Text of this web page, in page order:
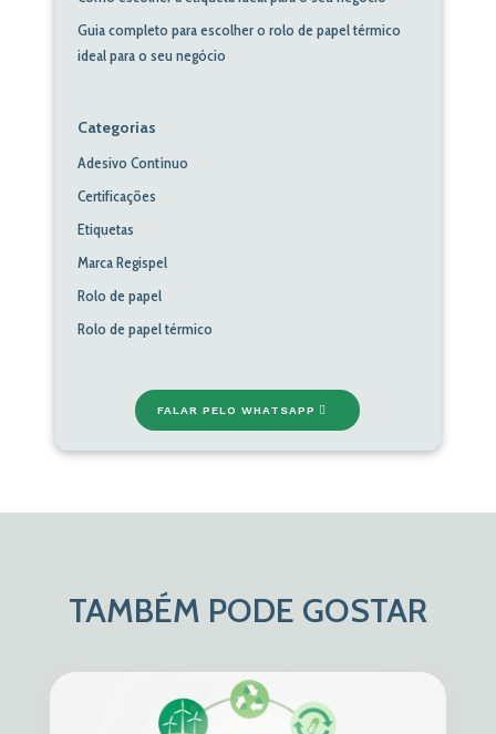
Guia completo para escolher o rolo de papel térmico
ideal para o seu negócio
Categorias
Adesivo Contínuo
Certificações
Etiquetas
Marca Regispel
Rolo de papel
Rolo de papel térmico
FALAR PELO WHATSAPP
TAMBÉM PODE GOSTAR